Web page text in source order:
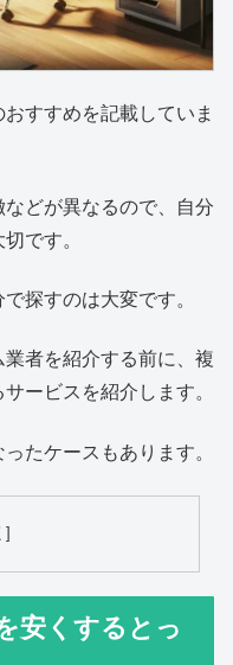
すすめを記載していま
どが異なるので、自分
です。
探すのは大変です。
者を紹介する前に、複
ービスを紹介します。
たケースもあります。
安くするとっ